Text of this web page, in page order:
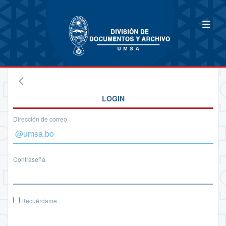
LOGIN
Dirección de correo
Contraseña
Recuérdame